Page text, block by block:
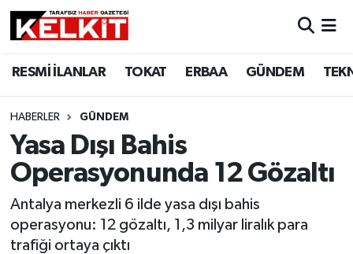
RESMİ İLANLAR TOKAT ERBAA GÜNDEM
HABERLER GÜNDEM
Yasa Dışı Bahis
Operasyonunda 12 Gözaltı
Antalya merkezli 6 ilde yasa dışı bahis
operasyonu: 12 gözaltı, 1,3 milyar liralık para
trafiği ortaya çıktı